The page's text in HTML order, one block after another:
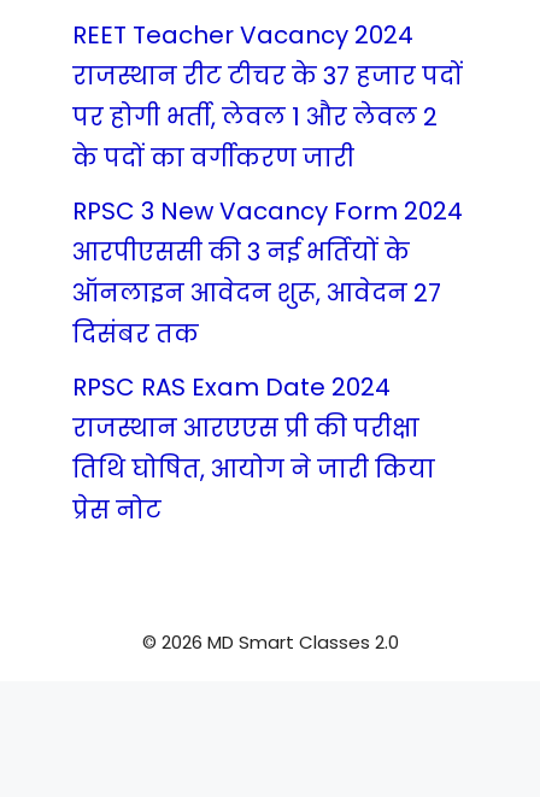
REET Teacher Vacancy 2024
राजस्थान रीट टीचर के 37 हजार पदों
पर होगी भर्ती, लेवल 1 और लेवल 2
के पदों का वर्गीकरण जारी
RPSC 3 New Vacancy Form 2024
आरपीएससी की 3 नई भर्तियों के
ऑनलाइन आवेदन शुरू, आवेदन 27
दिसंबर तक
RPSC RAS Exam Date 2024
राजस्थान आरएएस प्री की परीक्षा
तिथि घोषित, आयोग ने जारी किया
प्रेस नोट
© 2026 MD Smart Classes 2.0